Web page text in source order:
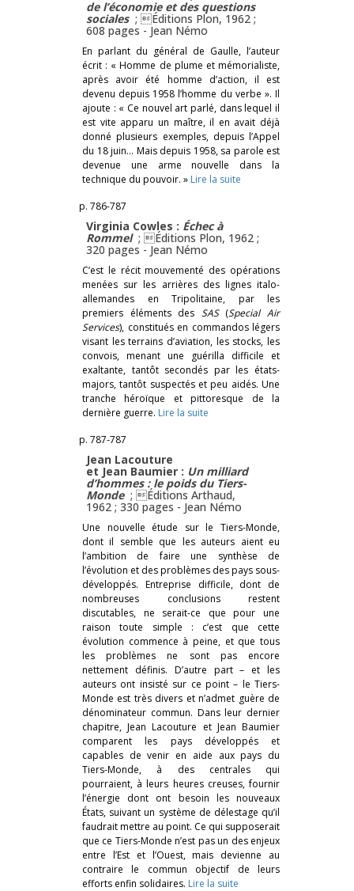
de l’économie et des questions
sociales ; Éditions Plon, 1962 ;
608 pages - Jean Némo
En parlant du général de Gaulle, l’auteur
écrit : « Homme de plume et mémorialiste,
après avoir été homme d’action, il est
devenu depuis 1958 l’homme du verbe ». Il
ajoute : « Ce nouvel art parlé, dans lequel il
est vite apparu un maître, il en avait déjà
donné plusieurs exemples, depuis l’Appel
du 18 juin… Mais depuis 1958, sa parole est
devenue une arme nouvelle dans la
technique du pouvoir. » Lire la suite
p. 786-787
Virginia Cowles : Échec à
Rommel ; Éditions Plon, 1962 ;
320 pages - Jean Némo
C’est le récit mouvementé des opérations
menées sur les arrières des lignes italo-
allemandes en Tripolitaine, par les
premiers éléments des SAS (Special Air
Services), constitués en commandos légers
visant les terrains d’aviation, les stocks, les
convois, menant une guérilla difficile et
exaltante, tantôt secondés par les états-
majors, tantôt suspectés et peu aidés. Une
tranche héroïque et pittoresque de la
dernière guerre. Lire la suite
p. 787-787
Jean Lacouture
et Jean Baumier : Un milliard
d’hommes :le poids du Tiers-
Monde ; Éditions Arthaud,
1962 ; 330 pages - Jean Némo
Une nouvelle étude sur le Tiers-Monde,
dont il semble que les auteurs aient eu
l’ambition de faire une synthèse de
l’évolution et des problèmes des pays sous-
développés. Entreprise difficile, dont de
nombreuses conclusions restent
discutables, ne serait-ce que pour une
raison toute simple : c’est que cette
évolution commence à peine, et que tous
les problèmes ne sont pas encore
nettement définis. D’autre part – et les
auteurs ont insisté sur ce point – le Tiers-
Monde est très divers et n’admet guère de
dénominateur commun. Dans leur dernier
chapitre, Jean Lacouture et Jean Baumier
comparent les pays développés et
capables de venir en aide aux pays du
Tiers-Monde, à des centrales qui
pourraient, à leurs heures creuses, fournir
l’énergie dont ont besoin les nouveaux
États, suivant un système de délestage qu’il
faudrait mettre au point. Ce qui supposerait
que ce Tiers-Monde n’est pas un des enjeux
entre l’Est et l’Ouest, mais devienne au
contraire le commun objectif de leurs
efforts enfin solidaires. Lire la suite